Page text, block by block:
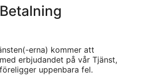
erna) kommer att
erbjudandet på vår Tjänst,
uppenbara fel.